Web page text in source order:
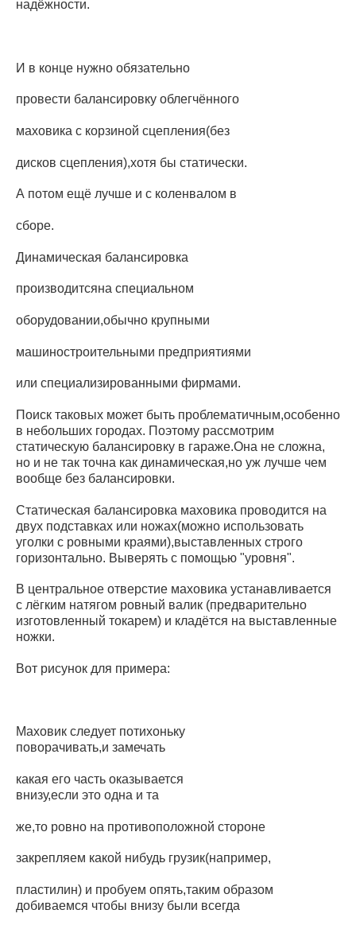
надёжности.
И в конце нужно обязательно
провести балансировку облегчённого
маховика с корзиной сцепления(без
дисков сцепления),хотя бы статически.
А потом ещё лучше и с коленвалом в
сборе.
Динамическая балансировка
производитсяна специальном
оборудовании,обычно крупными
машиностроительными предприятиями
или специализированными фирмами.
Поиск таковых может быть проблематичным,особенно
в небольших городах. Поэтому рассмотрим
статическую балансировку в гараже.Она не сложна,
но и не так точна как динамическая,но уж лучше чем
вообще без балансировки.
Статическая балансировка маховика проводится на
двух подставках или ножах(можно использовать
уголки с ровными краями),выставленных строго
горизонтально. Выверять с помощью "уровня".
В центральное отверстие маховика устанавливается
с лёгким натягом ровный валик (предварительно
изготовленный токарем) и кладётся на выставленные
ножки.
Вот рисунок для примера:
Маховик следует потихоньку
поворачивать,и замечать
какая его часть оказывается
внизу,если это одна и та
же,то ровно на противоположной стороне
закрепляем какой нибудь грузик(например,
пластилин) и пробуем опять,таким образом
добиваемся чтобы внизу были всегда